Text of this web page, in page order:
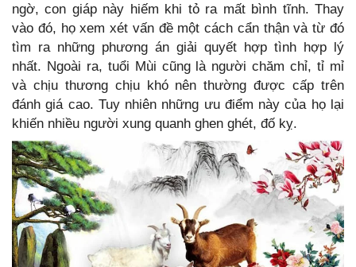
ngờ, con giáp này hiếm khi tỏ ra mất bình tĩnh. Thay
vào đó, họ xem xét vấn đề một cách cẩn thận và từ đó
tìm ra những phương án giải quyết hợp tình hợp lý
nhất. Ngoài ra, tuổi Mùi cũng là người chăm chỉ, tỉ mỉ
và chịu thương chịu khó nên thường được cấp trên
đánh giá cao. Tuy nhiên những ưu điểm này của họ lại
khiến nhiều người xung quanh ghen ghét, đố kỵ.